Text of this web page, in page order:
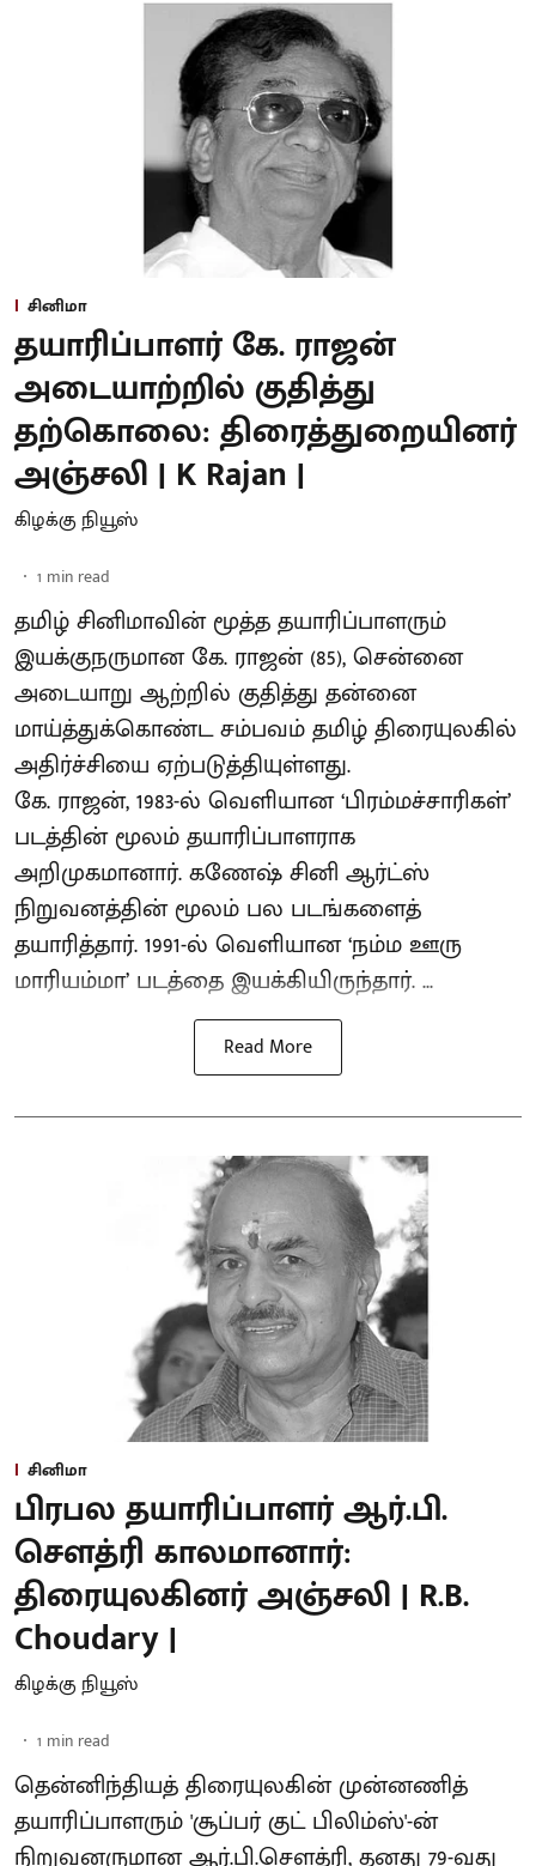
சினிமா
தயாரிப்பாளர் கே. ராஜன்
அடையாற்றில் குதித்து
தற்கொலை: திரைத்துறையினர்
அஞ்சலி | K Rajan |
கிழக்கு நியூஸ்
1 min read
தமிழ் சினிமாவின் மூத்த தயாரிப்பாளரும்
இயக்குநருமான கே. ராஜன் (85), சென்னை
அடையாறு ஆற்றில் குதித்து தன்னை
மாய்த்துக்கொண்ட சம்பவம் தமிழ் திரையுலகில்
அதிர்ச்சியை ஏற்படுத்தியுள்ளது.
கே. ராஜன், 1983-ல் வெளியான ‘பிரம்மச்சாரிகள்’
படத்தின் மூலம் தயாரிப்பாளராக
அறிமுகமானார். கணேஷ் சினி ஆர்ட்ஸ்
நிறுவனத்தின் மூலம் பல படங்களைத்
தயாரித்தார். 1991-ல் வெளியான ‘நம்ம ஊரு
மாரியம்மா’ படத்தை இயக்கியிருந்தார். ...
Read More
சினிமா
பிரபல தயாரிப்பாளர் ஆர்.பி.
சௌத்ரி காலமானார்:
திரையுலகினர் அஞ்சலி | R.B.
Choudary |
கிழக்கு நியூஸ்
1 min read
தென்னிந்தியத் திரையுலகின் முன்னணித்
தயாரிப்பாளரும் 'சூப்பர் குட் பிலிம்ஸ்'-ன்
நிறுவனருமான ஆர்.பி.சௌத்ரி, தனது 79-வது